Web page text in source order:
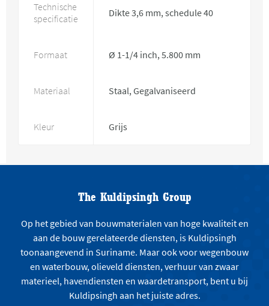
Technische
specificatie
Dikte 3,6 mm, schedule 40
Formaat Ø 1-1/4 inch, 5.800 mm
Materiaal Staal, Gegalvaniseerd
Kleur Grijs
The Kuldipsingh Group
Op het gebied van bouwmaterialen van hoge kwaliteit en
aan de bouw gerelateerde diensten, is Kuldipsingh
toonaangevend in Suriname. Maar ook voor wegenbouw
en waterbouw, olieveld diensten, verhuur van zwaar
materieel, havendiensten en waardetransport, bent u bij
Kuldipsingh aan het juiste adres.